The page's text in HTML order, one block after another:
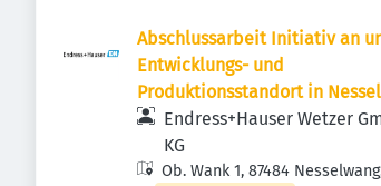
Abschlussarbeit Initiativ an
Entwicklungs- und
Produktionsstandort in
Endress+Hauser Wetzer
KG
Ob. Wank 1, 87484